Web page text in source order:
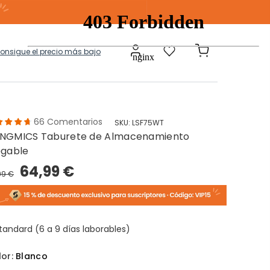
el precio más bajo
Modulares
Ropa Sucia Baules Ottoman
66 Comentarios SKU: LSF75WT
Taburete de Almacenamiento
€ 64,99 €
(6 a 9 días laborables)
Blanco